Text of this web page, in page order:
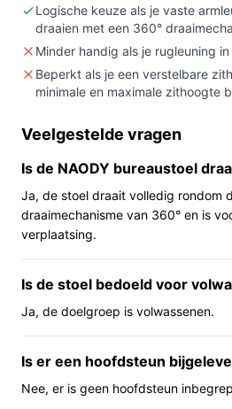
hebt — deze functies
Belangrijkste check:
(46,5–56,5 cm) en de
jouw lichaam en
en standaard stoffering (100%
roteert volledig rond en heeft
binnen een werkruimte
rug hebben schuimvulling; de
specifieke dichtheden voor zit-
hoofdsteun en de rugleuning is
verstelbaar, dus je houding
Belangrijkste voordelen
Praktische pluspunten die direct
Logische keuze als je vaste
draaien met een 360°
Minder handig als je rugleuning
Beperkt als je een verstelbare
minimale en maximale zithoogte
Veelgestelde vragen
Is de NAODY bureaustoel
Ja, de stoel draait volledig rondom
draaimechanisme van 360° en is
verplaatsing.
Is de stoel bedoeld voor
Ja, de doelgroep is volwassenen.
Is er een hoofdsteun
Nee, er is geen hoofdsteun